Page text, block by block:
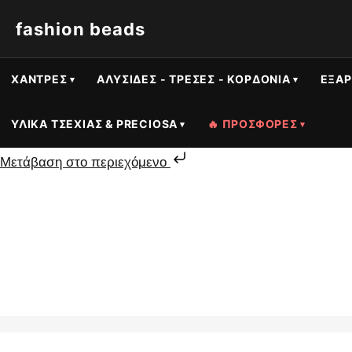
fashion beads
ΧΆΝΤΡΕΣ ΑΛΥΣΊΔΕΣ - ΤΡΈΣΕΣ - ΚΟΡΔΌΝΙΑ
ΥΛΙΚΆ ΤΣΕΧΊΑΣ & PRECIOSA 🔥 ΠΡΟΣΦΟΡΕΣ
Μετάβαση στο περιεχόμενο